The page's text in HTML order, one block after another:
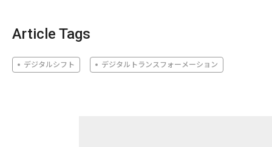
Article Tags
デジタルシフト デジタルトランスフォーメーション